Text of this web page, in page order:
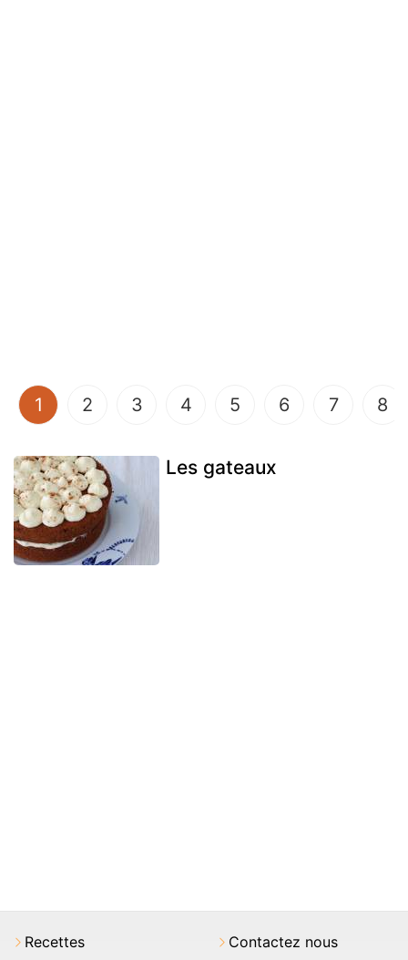
1 (current)
2 3 4 5 6 7 8
Les gateaux
Recettes Contactez nous